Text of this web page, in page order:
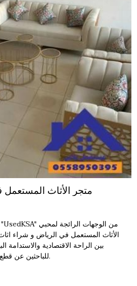
متجر الأثاث
الأثاث المستعمل في الرياض و شراء
بين الراحة الاقتصادية والاستدامة
للباحثين عن قطع أثاث مميزة بأسعار معقولة.